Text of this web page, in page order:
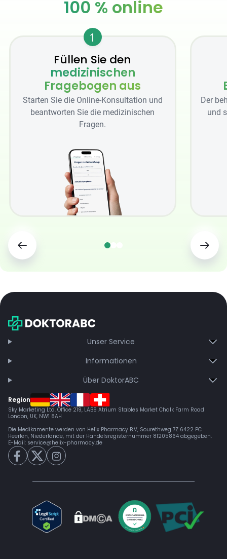
100 % online
1
Füllen Sie den
medizinischen
Fragebogen aus
Starten Sie die Online-Konsultation und
beantworten Sie die medizinischen
Fragen.
Der
und
Unser Service
Informationen
Über DoktorABC
Region
Sky Marketing Ltd. Office 219, LABS Atrium Stables Market Chalk Farm Road
London, UK, NW1 8AH
Die Medikamente werden von Helix Pharmacy B.V, Sourethweg 7Z 6422 PC
Heerlen, Niederlande, mit der Handelsregisternummer 81205864 abgegeben.
E-Mail: service@helix-pharmacy.de